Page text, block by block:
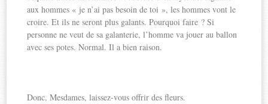
aux hommes « je n’ai pas besoin de toi », les hommes vont le
croire. Et ils ne seront plus galants. Pourquoi faire ? Si
personne ne veut de sa galanterie, l’homme va jouer au ballon
avec ses potes. Normal. Il a bien raison.
Donc, Mesdames, laissez-vous offrir des fleurs.